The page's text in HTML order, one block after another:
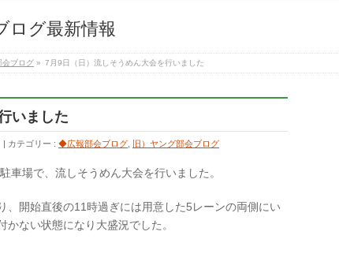
ログ最新情報
ブログ » 7月9日（日）流しそうめん大会を行いました
いました
カテゴリー : ◆広報部会ブログ 旧）ヤング部会ブログ
車場で、流しそうめん大会を行いました。
、開始直後の11時過ぎには用意した5レーンの両側にい
ない状態になり大盛況でした。